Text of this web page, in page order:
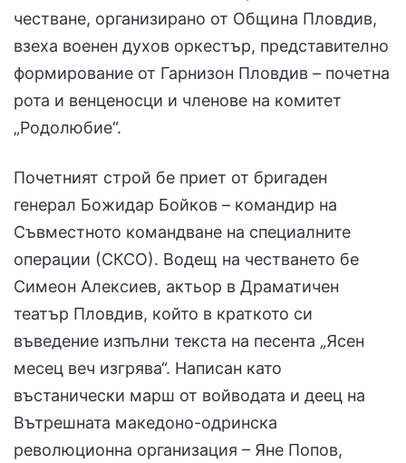
честване, организирано от Община Пловдив,
взеха военен духов оркестър, представително
формирование от Гарнизон Пловдив – почетна
рота и венценосци и членове на комитет
„Родолюбие“.
Почетният строй бе приет от бригаден
генерал Божидар Бойков – командир на
Съвместното командване на специалните
операции (СКСО). Водещ на честването бе
Симеон Алексиев, актьор в Драматичен
театър Пловдив, който в краткото си
въведение изпълни текста на песента „Ясен
месец веч изгрява“. Написан като
въстанически марш от войводата и деец на
Вътрешната македоно-одринска
революционна организация – Яне Попов,